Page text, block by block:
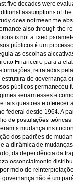
five decades were
assumptions of
does not mean the
also through the
is not a fixed
públicos é um
as escolhas
Financeiro para a
retratadas
de governança
públicos
seriam esses e
tais questões e
federal desde 1964. A
de postulações
a mudança
dos padrões de
a dinâmica de
da dependência da
essencialmente
meio de
não é um